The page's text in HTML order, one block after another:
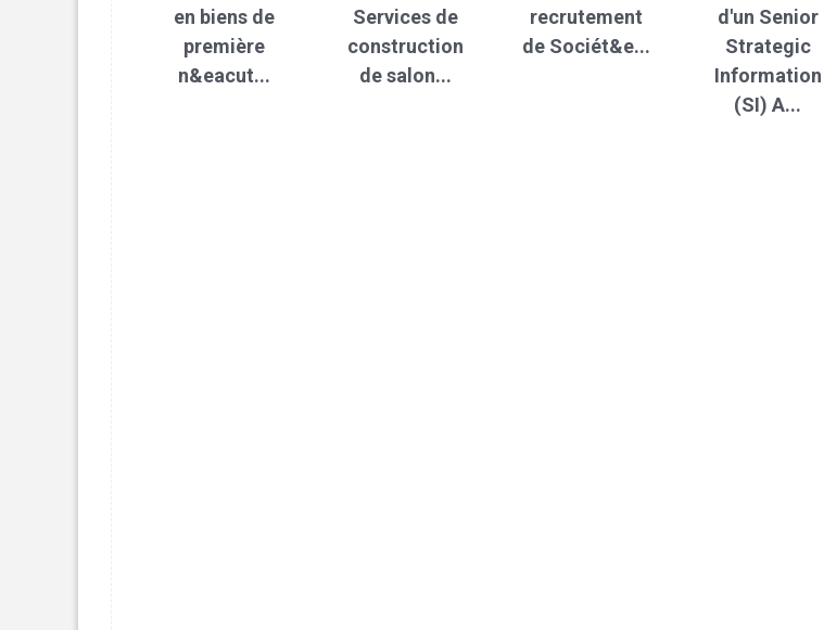
en biens de
première
n&eacut...
Services de
construction
de salon...
recrutement
de Sociét&e...
d'un Senior
Strategic
Information
(SI) A...